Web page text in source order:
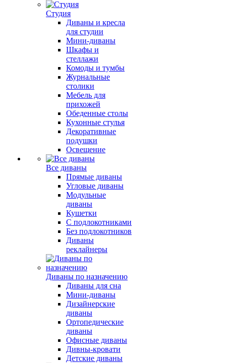
Студия
Диваны и кресла
для студии
Мини-диваны
Шкафы и
стеллажи
Комоды и тумбы
Журнальные
столики
Мебель для
прихожей
Обеденные столы
Кухонные стулья
Декоративные
подушки
Освещение
Все диваны
Прямые диваны
Угловые диваны
Модульные
диваны
Кушетки
С подлокотниками
Без подлокотников
Диваны
реклайнеры
Диваны по назначению
Диваны для сна
Мини-диваны
Дизайнерские
диваны
Ортопедические
диваны
Офисные диваны
Дивны-кровати
Детские диваны